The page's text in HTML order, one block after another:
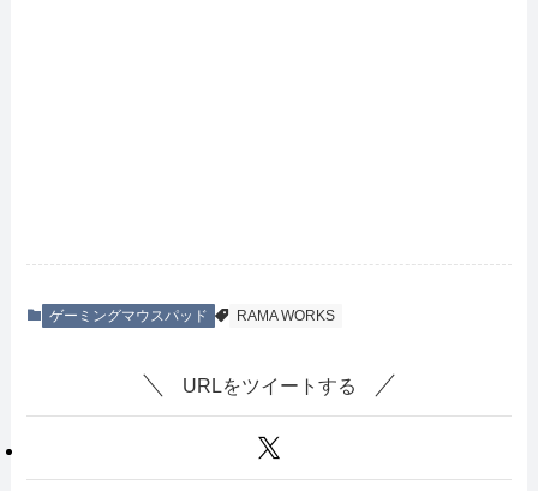
ゲーミングマウスパッド RAMA WORKS
URLをツイートする